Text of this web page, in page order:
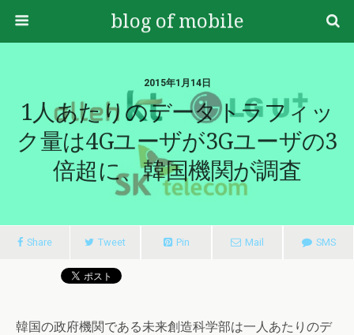
blog of mobile
2015年1月14日
1人あたりのデータトラフィッ
ク量は4Gユーザが3Gユーザの3
倍超に、韓国機関が調査
Share Tweet Pin Mail SMS
韓国の政府機関である未来創造科学部は一人あたりのデ